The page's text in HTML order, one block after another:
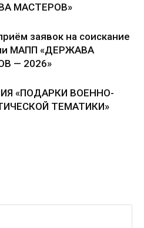
МАСТЕРОВ»
заявок на соискание
МАПП «ДЕРЖАВА
— 2026»
«ПОДАРКИ ВОЕННО-
ТЕМАТИКИ»